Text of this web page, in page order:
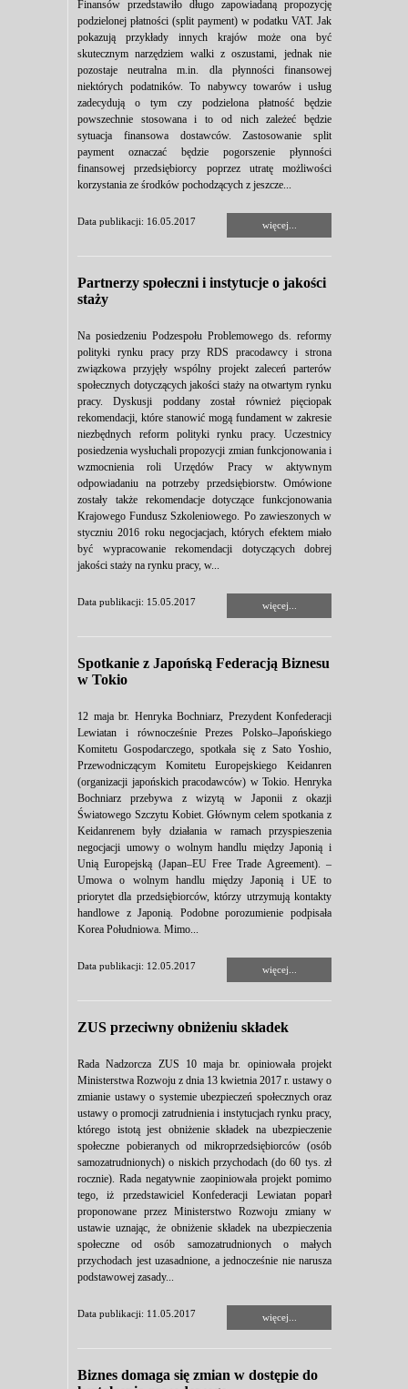
Finansów przedstawiło długo zapowiadaną propozycję
podzielonej płatności (split payment) w podatku VAT. Jak
pokazują przykłady innych krajów może ona być
skutecznym narzędziem walki z oszustami, jednak nie
pozostaje neutralna m.in. dla płynności finansowej
niektórych podatników. To nabywcy towarów i usług
zadecydują o tym czy podzielona płatność będzie
powszechnie stosowana i to od nich zależeć będzie
sytuacja finansowa dostawców. Zastosowanie split
payment oznaczać będzie pogorszenie płynności
finansowej przedsiębiorcy poprzez utratę możliwości
korzystania ze środków pochodzących z jeszcze...
Data publikacji: 16.05.2017 więcej...
Partnerzy społeczni i instytucje o jakości
staży
Na posiedzeniu Podzespołu Problemowego ds. reformy
polityki rynku pracy przy RDS pracodawcy i strona
związkowa przyjęły wspólny projekt zaleceń parterów
społecznych dotyczących jakości staży na otwartym rynku
pracy. Dyskusji poddany został również pięciopak
rekomendacji, które stanowić mogą fundament w zakresie
niezbędnych reform polityki rynku pracy. Uczestnicy
posiedzenia wysłuchali propozycji zmian funkcjonowania i
wzmocnienia roli Urzędów Pracy w aktywnym
odpowiadaniu na potrzeby przedsiębiorstw. Omówione
zostały także rekomendacje dotyczące funkcjonowania
Krajowego Fundusz Szkoleniowego. Po zawieszonych w
styczniu 2016 roku negocjacjach, których efektem miało
być wypracowanie rekomendacji dotyczących dobrej
jakości staży na rynku pracy, w...
Data publikacji: 15.05.2017 więcej...
Spotkanie z Japońską Federacją Biznesu
w Tokio
12 maja br. Henryka Bochniarz, Prezydent Konfederacji
Lewiatan i równocześnie Prezes Polsko–Japońskiego
Komitetu Gospodarczego, spotkała się z Sato Yoshio,
Przewodniczącym Komitetu Europejskiego Keidanren
(organizacji japońskich pracodawców) w Tokio. Henryka
Bochniarz przebywa z wizytą w Japonii z okazji
Światowego Szczytu Kobiet. Głównym celem spotkania z
Keidanrenem były działania w ramach przyspieszenia
negocjacji umowy o wolnym handlu między Japonią i
Unią Europejską (Japan–EU Free Trade Agreement). –
Umowa o wolnym handlu między Japonią i UE to
priorytet dla przedsiębiorców, którzy utrzymują kontakty
handlowe z Japonią. Podobne porozumienie podpisała
Korea Południowa. Mimo...
Data publikacji: 12.05.2017 więcej...
ZUS przeciwny obniżeniu składek
Rada Nadzorcza ZUS 10 maja br. opiniowała projekt
Ministerstwa Rozwoju z dnia 13 kwietnia 2017 r. ustawy o
zmianie ustawy o systemie ubezpieczeń społecznych oraz
ustawy o promocji zatrudnienia i instytucjach rynku pracy,
którego istotą jest obniżenie składek na ubezpieczenie
społeczne pobieranych od mikroprzedsiębiorców (osób
samozatrudnionych) o niskich przychodach (do 60 tys. zł
rocznie). Rada negatywnie zaopiniowała projekt pomimo
tego, iż przedstawiciel Konfederacji Lewiatan poparł
proponowane przez Ministerstwo Rozwoju zmiany w
ustawie uznając, że obniżenie składek na ubezpieczenia
społeczne od osób samozatrudnionych o małych
przychodach jest uzasadnione, a jednocześnie nie narusza
podstawowej zasady...
Data publikacji: 11.05.2017 więcej...
Biznes domaga się zmian w dostępie do